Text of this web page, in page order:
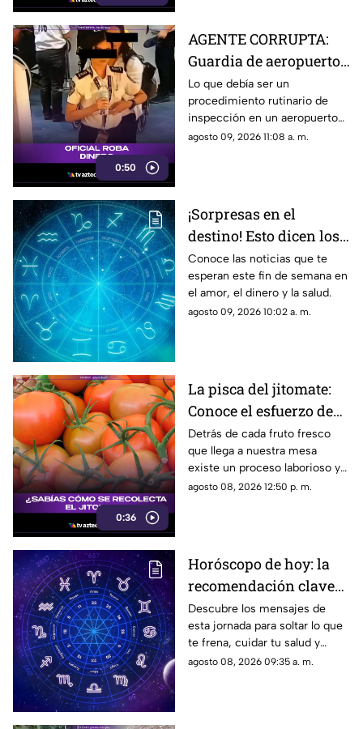
0:50
AGENTE CORRUPTA:
Guardia de aeropuerto
se TRAGA el dinero de
un pasajero en pleno
filtro de seguridad
Lo que debía ser un
procedimiento rutinario de
inspección en un aeropuerto
internacional dio un giro
agosto 09, 2026 11:08 a. m.
¡Sorpresas en el
destino! Esto dicen los
astros para ti este
domingo
Conoce las noticias que te
esperan este fin de semana en
el amor, el dinero y la salud.
agosto 09, 2026 10:02 a. m.
0:36
La pisca del jitomate:
Conoce el esfuerzo de
los jornaleros y el
cuidado en el campo
Detrás de cada fruto fresco
que llega a nuestra mesa
existe un proceso laborioso y
tradicional conocido como la
agosto 08, 2026 12:50 p. m.
Horóscopo de hoy: la
recomendación clave
para tu signo este
sábado
Descubre los mensajes de
esta jornada para soltar lo que
te frena, cuidar tu salud y
renovar tu energía en la playa o
agosto 08, 2026 09:35 a. m.